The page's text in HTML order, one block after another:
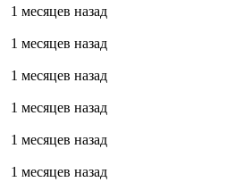
1 месяцев назад
1 месяцев назад
1 месяцев назад
1 месяцев назад
1 месяцев назад
1 месяцев назад